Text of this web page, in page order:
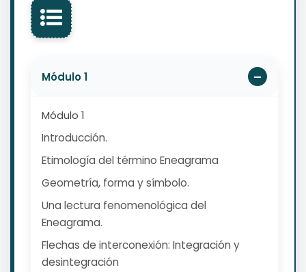
Módulo 1
Módulo 1
Introducción.
Etimología del término Eneagrama
Geometría, forma y símbolo.
Una lectura fenomenológica del
Eneagrama.
Flechas de interconexión: Integración y
desintegración